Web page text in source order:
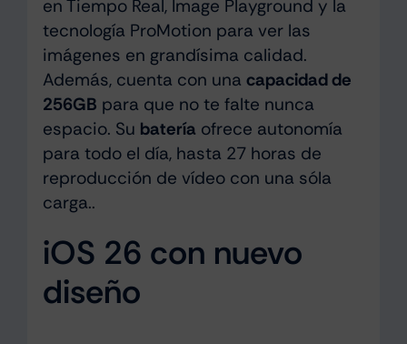
en Tiempo Real, Image Playground y la
tecnología ProMotion para ver las
imágenes en grandísima calidad.
Además, cuenta con una capacidad de
256GB para que no te falte nunca
espacio. Su batería ofrece autonomía
para todo el día, hasta 27 horas de
reproducción de vídeo con una sóla
carga..
iOS 26 con nuevo
diseño